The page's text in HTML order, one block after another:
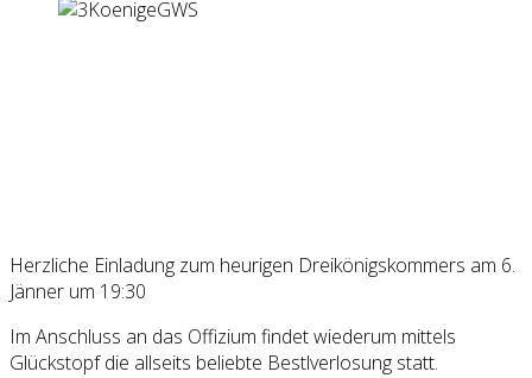
Herzliche Einladung zum heurigen Dreikönigskommers am 6.
Jänner um 19:30
Im Anschluss an das Offizium findet wiederum mittels
Glückstopf die allseits beliebte Bestlverlosung statt.